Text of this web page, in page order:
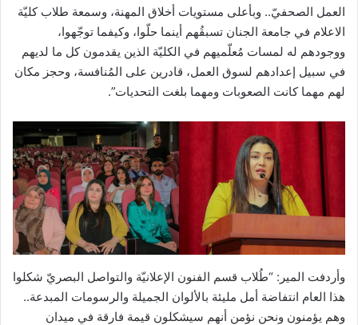
العمل الصحفيّ.. وبأعلى مستويات أخلاق المهنة، وسمعة طلاب كليّة
الاعلام في جامعة الجنان تسبقُهم أينما حلّوا، وكيفما توجّهوا،
ووجودهم له لمسات مُعلّميهم في الكليّة الذين يقدمون كل ما لديهم
في سبيل إعدادهم لسوق العمل، قادرين على المُنافسة، وحجز مكان
لهم مهما كانت الصعوبات ومهما بلغت التحديات”.
وأردفت المير: “طُلاب قسم الفنون الإعلانيّة والتواصل البصريّ شكلوا
هذا العام انتفاضة أمل مليئة بالألوان الجميلة والرسومات المبدعة..
وهم يؤمنون ونحن نؤمن أنهم سيشكلون قيمة فارقة في ميدان